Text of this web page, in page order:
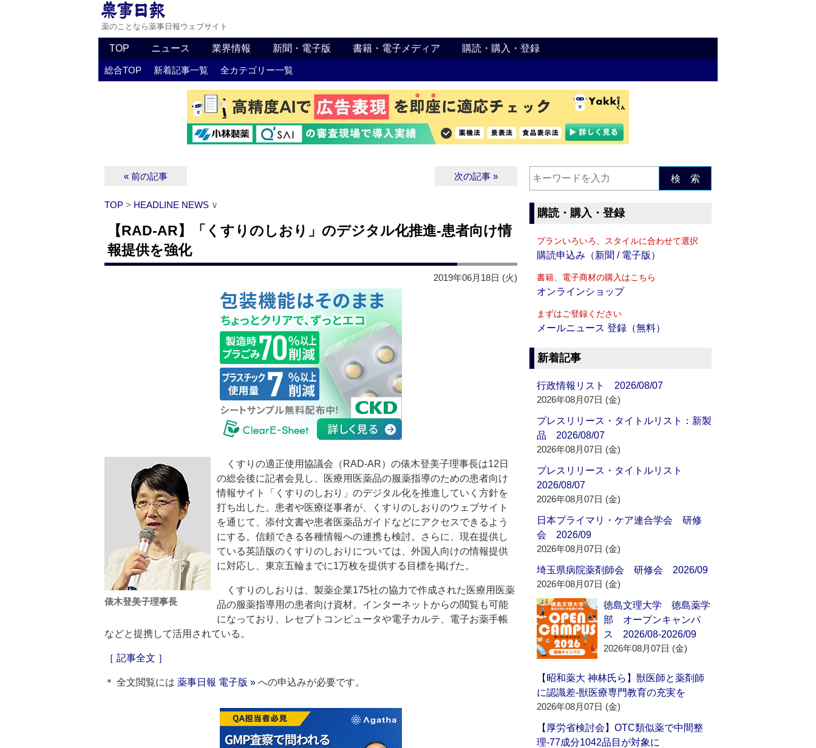
薬のことなら薬事日報ウェブサイト
TOP ニュース 業界情報 新聞・電子版 書籍・電子メディア 購読・購入・登録
総合TOP 新着記事一覧 全カテゴリー一覧
« 前の記事 次の記事 »
TOP > HEADLINE NEWS ∨
【RAD-AR】「くすりのしおり」のデジタル化推進‐患者向け情
報提供を強化
2019年06月18日 (火)
俵木登美子理事長
くすりの適正使用協議会（RAD-AR）の俵木登美子理事長は12日
の総会後に記者会見し、医療用医薬品の服薬指導のための患者向け
情報サイト「くすりのしおり」のデジタル化を推進していく方針を
打ち出した。患者や医療従事者が、くすりのしおりのウェブサイト
を通じて、添付文書や患者医薬品ガイドなどにアクセスできるよう
にする。信頼できる各種情報への連携も検討。さらに、現在提供し
ている英語版のくすりのしおりについては、外国人向けの情報提供
に対応し、東京五輪までに1万枚を提供する目標を掲げた。
くすりのしおりは、製薬企業175社の協力で作成された医療用医薬
品の服薬指導用の患者向け資材。インターネットからの閲覧も可能
になっており、レセプトコンピュータや電子カルテ、電子お薬手帳
などと提携して活用されている。
［ 記事全文 ］
＊ 全文閲覧には 薬事日報 電子版 » への申込みが必要です。
検 索
購読・購入・登録
プランいろいろ、スタイルに合わせて選択
購読申込み（新聞 / 電子版）
書籍、電子商材の購入はこちら
オンラインショップ
まずはご登録ください
メールニュース 登録（無料）
新着記事
行政情報リスト 2026/08/07
2026年08月07日 (金)
プレスリリース・タイトルリスト：新製
品 2026/08/07
2026年08月07日 (金)
プレスリリース・タイトルリスト
2026/08/07
2026年08月07日 (金)
日本プライマリ・ケア連合学会 研修
会 2026/09
2026年08月07日 (金)
埼玉県病院薬剤師会 研修会 2026/09
2026年08月07日 (金)
徳島文理大学 徳島薬学
部 オープンキャンパ
ス 2026/08-2026/09
2026年08月07日 (金)
【昭和薬大 神林氏ら】獣医師と薬剤師
に認識差‐獣医療専門教育の充実を
2026年08月07日 (金)
【厚労省検討会】OTC類似薬で中間整
理‐77成分1042品目が対象に